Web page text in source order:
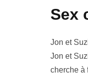
Jon et
Jon et
cherche à